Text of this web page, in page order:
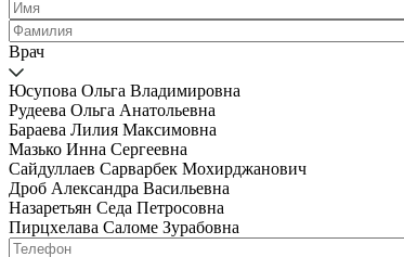
Врач
Юсупова Ольга Владимировна
Рудеева Ольга Анатольевна
Бараева Лилия Максимовна
Мазько Инна Сергеевна
Сайдуллаев Сарварбек Мохирджанович
Дроб Александра Васильевна
Назаретьян Седа Петросовна
Пирцхелава Саломе Зурабовна